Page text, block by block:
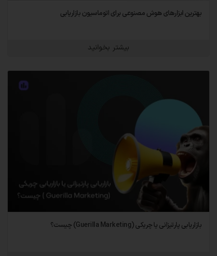
بهترین ابزارهای هوش مصنوعی برای اتوماسیون بازاریابی
بیشتر بخوانید
بازاریابی پارتیزانی یا چریکی (Guerilla Marketing) چیست؟